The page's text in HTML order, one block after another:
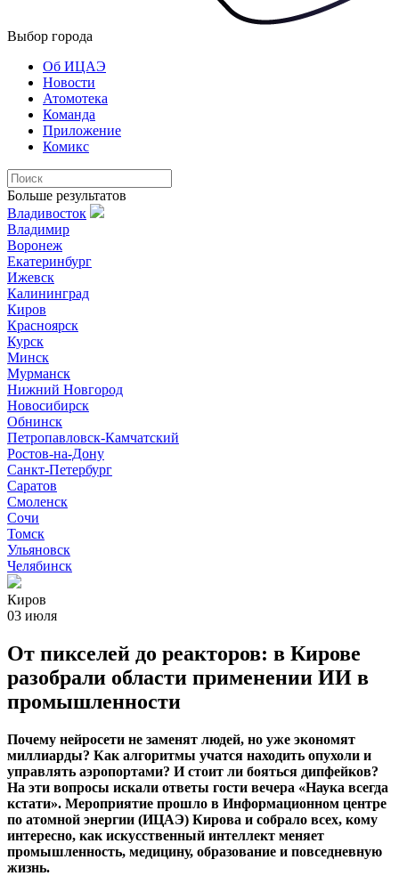
Выбор города
Об ИЦАЭ
Новости
Атомотека
Команда
Приложение
Комикс
Больше результатов
Владивосток
Владимир
Воронеж
Екатеринбург
Ижевск
Калининград
Киров
Красноярск
Курск
Минск
Мурманск
Нижний Новгород
Новосибирск
Обнинск
Петропавловск-Камчатский
Ростов-на-Дону
Санкт-Петербург
Саратов
Смоленск
Сочи
Томск
Ульяновск
Челябинск
Киров
03 июля
От пикселей до реакторов: в Кирове
разобрали области применении ИИ в
промышленности
Почему нейросети не заменят людей, но уже экономят
миллиарды? Как алгоритмы учатся находить опухоли и
управлять аэропортами? И стоит ли бояться дипфейков?
На эти вопросы искали ответы гости вечера «Наука всегда
кстати». Мероприятие прошло в Информационном центре
по атомной энергии (ИЦАЭ) Кирова и собрало всех, кому
интересно, как искусственный интеллект меняет
промышленность, медицину, образование и повседневную
жизнь.